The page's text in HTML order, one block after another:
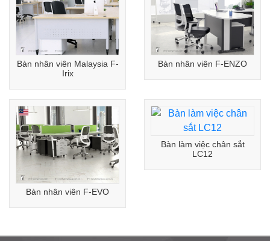
Bàn nhân viên Malaysia F-
Irix
Bàn nhân viên F-ENZO
Bàn nhân viên F-EVO
Bàn làm việc chân sắt
LC12